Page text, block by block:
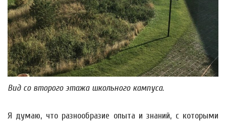
Вид со второго этажа школьного кампуса.
Я думаю, что разнообразие опыта и знаний, с которыми